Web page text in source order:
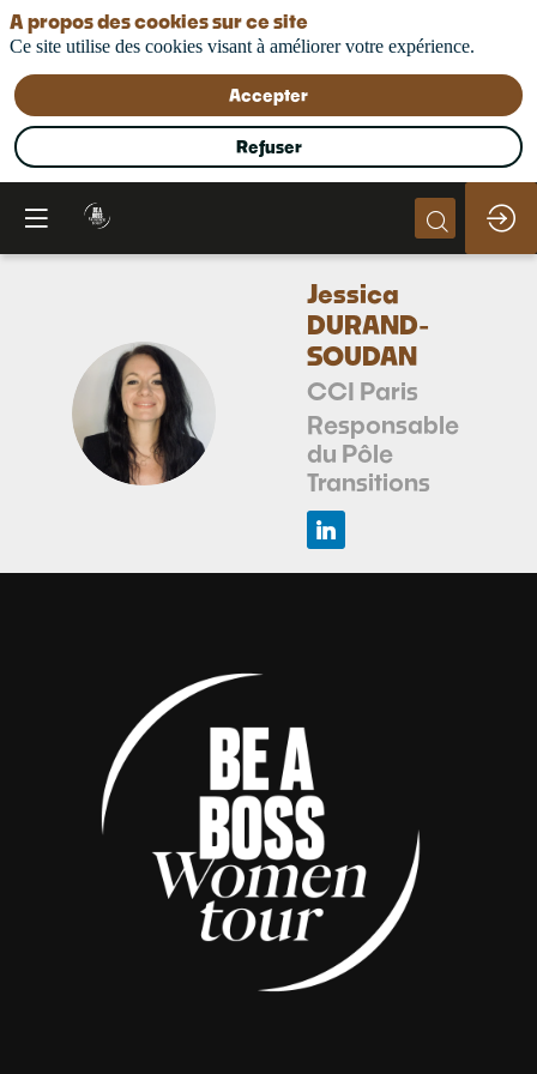
JD
Jessica
DURAND-
SOUDAN
CCI Paris
Responsable
du Pôle
Transitions
A propos des cookies sur ce site
Ce site utilise des cookies visant à améliorer votre expérience.
Accepter
Refuser